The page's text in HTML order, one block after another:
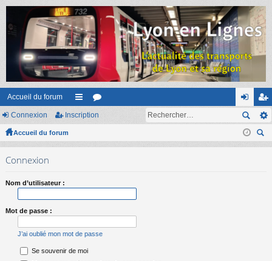
Accueil du forum
ac
s
or on
ne
ns
cri
Connexion Inscription
Accueil du forum
ec
Connexion
Nom d’utilisateur :
Mot de passe :
J’ai oublié mon mot de passe
Se souvenir de moi